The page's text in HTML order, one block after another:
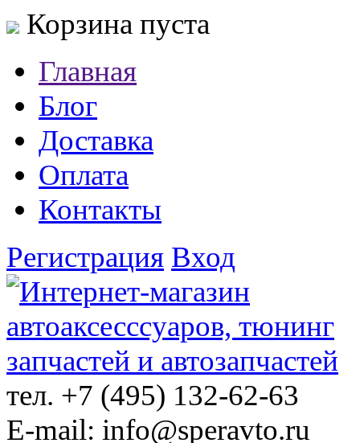
Корзина пуста
Главная
Блог
Доставка
Оплата
Контакты
Регистрация Вход
тел. +7 (495) 132-62-63
E-mail: info@speravto.ru